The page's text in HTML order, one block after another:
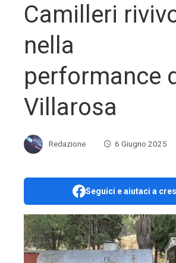
Camilleri
nella
performance
Villarosa
Redazione
6 Giugno 2025
Seguici e aiutaci a